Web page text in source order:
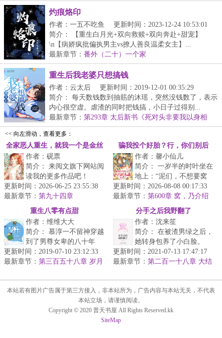
灼痕烙印
作者：一五不吃鱼
更新时间：2023-12-24 10:53:01
简介： 【重生白月光+双向救赎+双向奔赴+甜宠】
\n【病娇疯批偏执男主vs撩人善良温柔女主】...
最新章节： 番外（二十）一个家
重生后我老婆只想搞钱
作者：云太后
更新时间：2019-12-01 00:35:29
简介： 每天数钱数到抽筋的沐瑶，突然没钱数了，表示
内心很空虚。虐渣的同时把钱搞，小日子过得别...
最新章节： 第293章 太后新书《死对头非要我以身相
许》》
<< 向左滑动，查看更多：
全家恶人重生，就我一个是金丝
雀
作者：砚票
简介： 来阅文旗下网站阅
读我的更多作品吧！
更新时间：2026-06-25 23:55:38
最新章节： 第九十四章
骗我投个好胎？行，你们别后
悔！
作者：馨小仙儿
简介： 一岁半的时叶坐在
地上：“泥们，不想要窝
了？”
“要把窝送到...
更新时间：2026-08-08 00:17:33
最新章节： 第600章 窝，乃介绍
寄几一下
重生八零有点甜
作者：维维大大
简介： 慕淳一不留神穿越
到了男尊女卑的八十年
代，嫁给了一个不冷不热
的知青丈夫，第一晚在家
更新时间：2019-07-10 23:12:33
最新章节： 第三百五十八章 岁月
分手之后我野翻了
作者：沈来笙
简介： 在被渣男绿之后，
她转身包养了小白脸。
小白脸人美声甜，哪哪...
更新时间：2021-07-13 17:47:17
最新章节： 第二百一十八章 大结
本站若有图片广告属于第三方接入，非本站所为，广告内容与本站无关，不代表
本站立场，请谨慎阅读。
Copyright © 2020 普天书屋 All Rights Reserved.kk
SiteMap